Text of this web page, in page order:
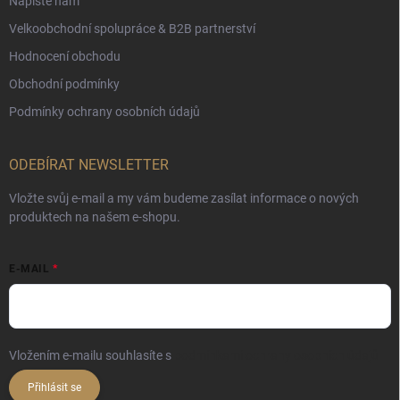
Velkoobchodní spolupráce & B2B partnerství
Hodnocení obchodu
Obchodní podmínky
Podmínky ochrany osobních údajů
ODEBÍRAT NEWSLETTER
Vložte svůj e-mail a my vám budeme zasílat informace o nových
produktech na našem e-shopu.
E-MAIL
Vložením e-mailu souhlasíte s
Přihlásit se